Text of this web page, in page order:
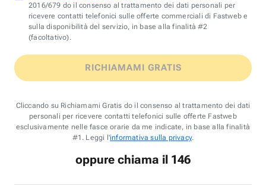
2016/679 do il consenso al trattamento dei dati personali per
ricevere contatti telefonici sulle offerte commerciali di Fastweb e
sulla disponibilità del servizio, in base alla finalità #2
(facoltativo).
RICHIAMAMI GRATIS
Cliccando su Richiamami Gratis do il consenso al trattamento dei dati
personali per ricevere contatti telefonici sulle offerte Fastweb
esclusivamente nelle fasce orarie da me indicate, in base alla finalità
#1. Leggi l'informativa sulla privacy.
oppure chiama il 146